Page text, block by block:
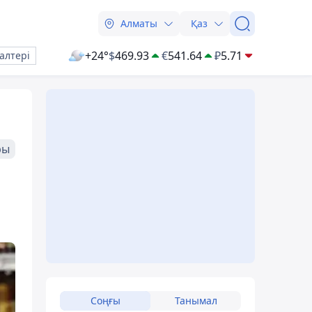
Алматы Қаз
+24°$469.93 €541.64 ₽5.71
Соңғы Танымал